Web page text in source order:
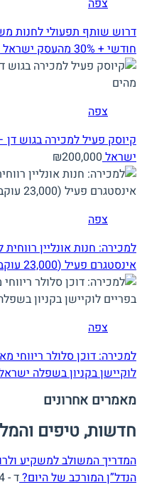
צפה
דרוש שותף תפעולי לחנות
חודשי + 30% מהעסק
ישראל
צפה
קיוסק פעיל למכירה בגוש
ישראל ₪200,000
צפה
למכירה: חנות אונליין
אינסטגרם פעיל (23,000 עוקבים)
צפה
למכירה: דוכן סלולר ריווחי
לוקיישן בקניון בשפלה
מאמרים אחרונים
חדשות, טיפים
המדריך המשולב למשקיע
הנדל”ן המורכב של היום?ד - 24 יונ - 2:47 pm